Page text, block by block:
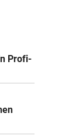
Profi-